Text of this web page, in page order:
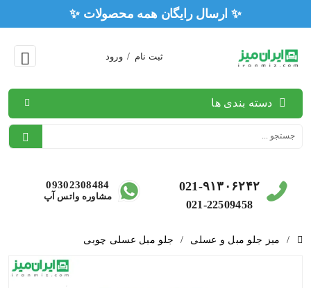
✨ ارسال رایگان همه
ثبت نام / ورود
دسته بندی ها
021-۹۱۳۰۶۲۴۲
021-22509458
09302308484
مشاوره واتس آپ
/ میز جلو مبل و عسلی / جلو مبل عسلی چوبی